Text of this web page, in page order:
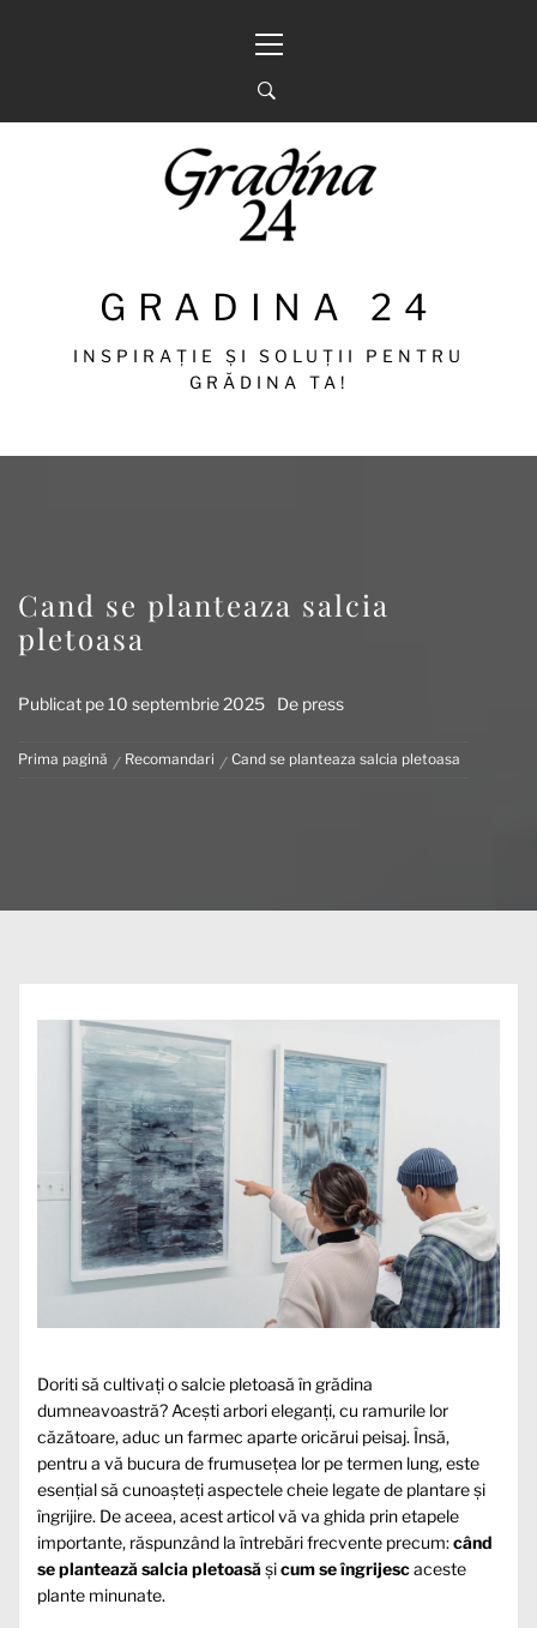
principal
GRADINA 24
INSPIRAȚIE ȘI SOLUȚII PENTRU
GRĂDINA TA!
Cand se planteaza salcia
pletoasa
Publicat pe10 septembrie 2025 De press
Prima pagină Recomandari Cand se planteaza salcia pletoasa
Doriti să cultivați o salcie pletoasă în grădina
dumneavoastră? Acești arbori eleganți, cu ramurile lor
căzătoare, aduc un farmec aparte oricărui peisaj. Însă,
pentru a vă bucura de frumusețea lor pe termen lung, este
esențial să cunoașteți aspectele cheie legate de plantare și
îngrijire. De aceea, acest articol vă va ghida prin etapele
importante, răspunzând la întrebări frecvente precum:când
se plantează salcia pletoasășicum se îngrijescaceste
plante minunate.